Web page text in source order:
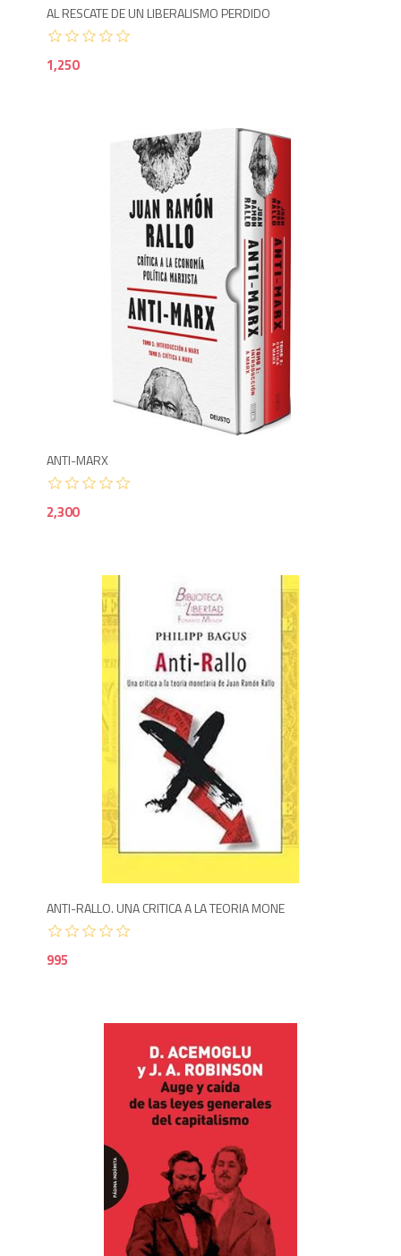
AL RESCATE DE UN LIBERALISMO PERDIDO
1,250
ANTI-MARX
2,300
ANTI-RALLO. UNA CRITICA A LA TEORIA MONE
995